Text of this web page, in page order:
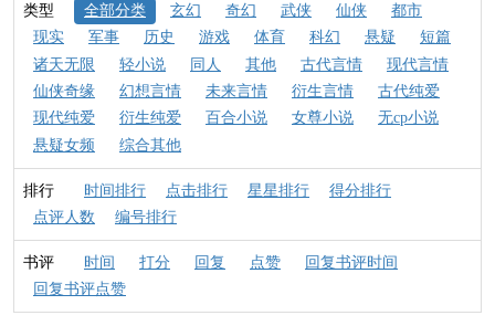
类型 全部分类 玄幻 奇幻 武侠 仙侠
都市
现实
军事 历史 游戏 体育 科幻 悬疑
短篇
诸天无限
轻小说 同人 其他 古代言情
现代言情
仙侠奇缘
幻想言情 未来言情 衍生言情
古代纯爱
现代纯爱
衍生纯爱 百合小说 女尊小说
无cp小说
悬疑女频
综合其他
排行 时间排行 点击排行 星星排行
得分排行
点评人数
编号排行
书评 时间 打分 回复 点赞
回复书评时间
回复书评点赞